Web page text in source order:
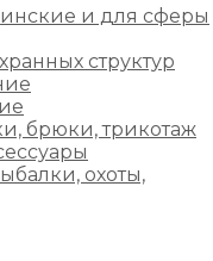
и для сферы
структур
брюки, трикотаж
охоты,